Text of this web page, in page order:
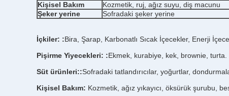
Kişisel Bakım
Kozmetik, ruj, ağız suyu, diş macunu
Şeker yerine
Sofradaki şeker yerine
İçkiler: :Bira, Şarap, Karbonatlı Sıcak İçecekler, Enerji
Pişirme Yiyecekleri: :Ekmek, kurabiye, kek, brownie, turta.
Süt ürünleri::Sofradaki tatlandırıcılar, yoğurtlar,
Kişisel Bakım: Kozmetik, ağız yıkayıcı, öksürük şurubu,